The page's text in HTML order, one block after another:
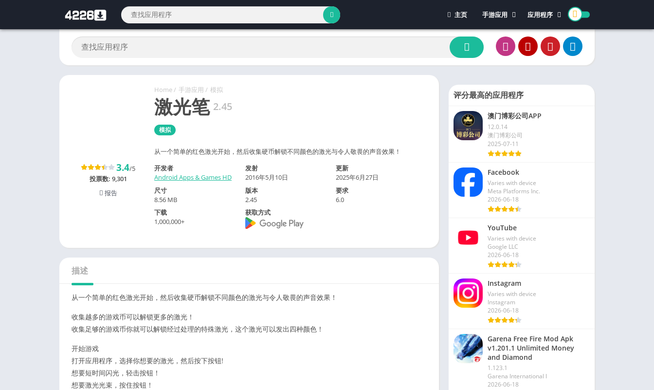
主页
手游应用
休闲游戏
冒险游戏
教育游戏
角色扮演
文字游戏
竞速游戏
策略游戏
应用程序
体育
办公
Home/ 手游应用 / 模拟
激光笔 2.45
模拟
从一个简单的红色激光开始，然后收集硬币解锁不同颜色的激光与令人敬畏的声音效果！
3.4/5
投票数: 9,301
报告
开发者
Android Apps & Games HD
发射
2016年5月10日
更新
2025年6月27日
尺寸
8.56 MB
版本
2.45
要求
6.0
下载
1,000,000+
获取方式
描述
从一个简单的红色激光开始，然后收集硬币解锁不同颜色的激光与令人敬畏的声音效果！
收集越多的游戏币可以解锁更多的激光！
收集足够的游戏币你就可以解锁经过处理的特殊激光，这个激光可以发出四种颜色！
开始游戏
打开应用程序，选择你想要的激光，然后按下按钮!
想要短时间闪光，轻击按钮！
想要激光光束，按住按钮！
评分最高的应用程序
澳门博彩公司APP
12.0.14
澳门博彩公司
2025-07-11
Facebook
Varies with device
Meta Platforms Inc.
2026-06-18
YouTube
Varies with device
Google LLC
2026-06-18
Instagram
Varies with device
Instagram
2026-06-18
Garena Free Fire Mod Apk
v1.201.1 Unlimited Money
and Diamond
1.123.1
Garena International I
2026-06-18